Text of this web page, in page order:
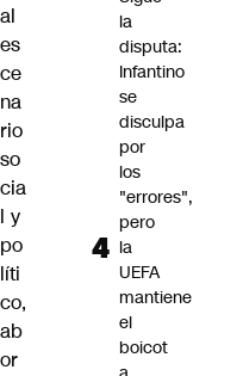
al
es
ce
na
rio
so
cia
l y
po
líti
co,
ab
or
la
disputa:
Infantino
se
disculpa
por
los
"errores",
pero
la
UEFA
mantiene
el
boicot